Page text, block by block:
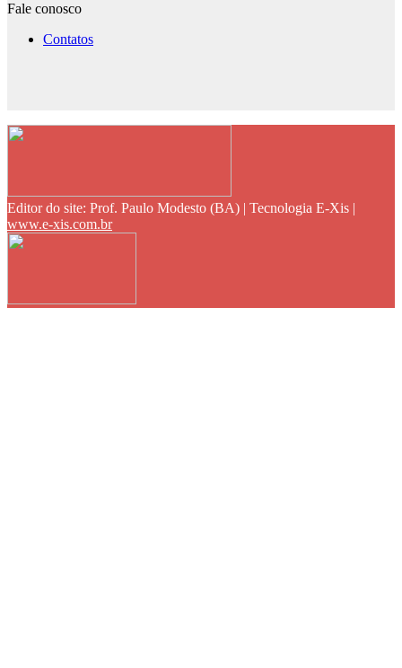
Fale conosco
Contatos
Editor do site: Prof. Paulo Modesto (BA) | Tecnologia E-Xis |
www.e-xis.com.br